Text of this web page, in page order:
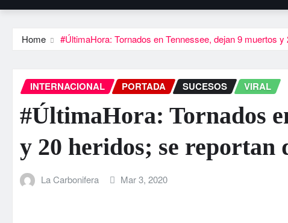
Home #ÚltimaHora: Tornados en Tennessee, dejan 9 muertos
INTERNACIONAL PORTADA SUCESOS VIRAL
#ÚltimaHora: Tornados
y 20 heridos; se reportan
La Carbonifera Mar 3, 2020